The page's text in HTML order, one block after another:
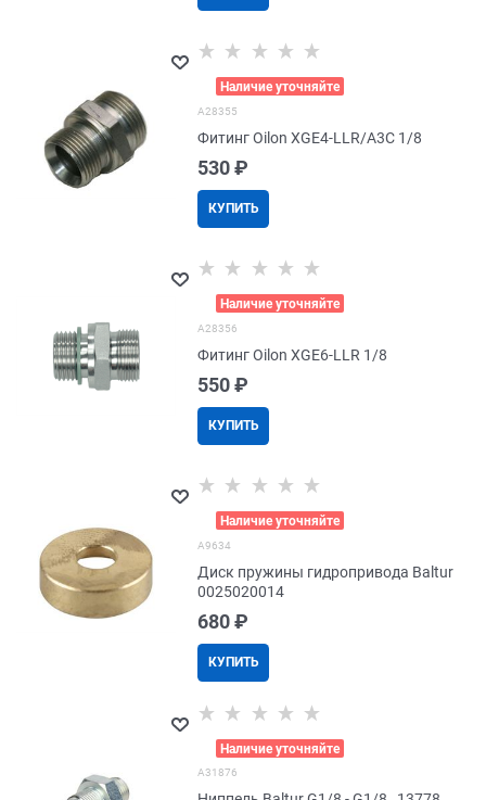
Наличие уточняйте
A28355
Фитинг Oilon XGE4-LLR/A3C 1/8
530 ₽
КУПИТЬ
Наличие уточняйте
A28356
Фитинг Oilon XGE6-LLR 1/8
550 ₽
КУПИТЬ
Наличие уточняйте
A9634
Диск пружины гидропривода Baltur
0025020014
680 ₽
КУПИТЬ
Наличие уточняйте
A31876